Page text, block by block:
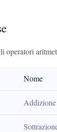
operatori
Nome
Addizione